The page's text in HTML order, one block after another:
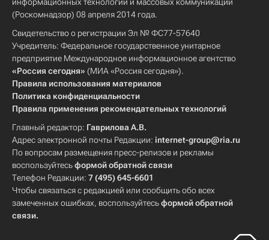
(Роскомнадзор) 08 апреля 2014 года.
Свидетельство о регистрации Эл № ФС77-57640
Учредитель: Федеральное государственное унитарное
предприятие Международное информационное агентство
«Россия сегодня» (МИА «Россия сегодня»).
Правила использования материалов
Политика конфиденциальности
Правила применения рекомендательных технологий
Главный редактор: Гаврилова А.В.
Адрес электронной почты Редакции: internet-group@ria.ru
По вопросам размещения пресс-релизов и рекламы
воспользуйтесьформой обратной связи
Телефон Редакции: 7 (495) 645-6601
Чтобы связаться с редакцией или сообщить обо всех
замеченных ошибках, воспользуйтесьформой обратной
связи.